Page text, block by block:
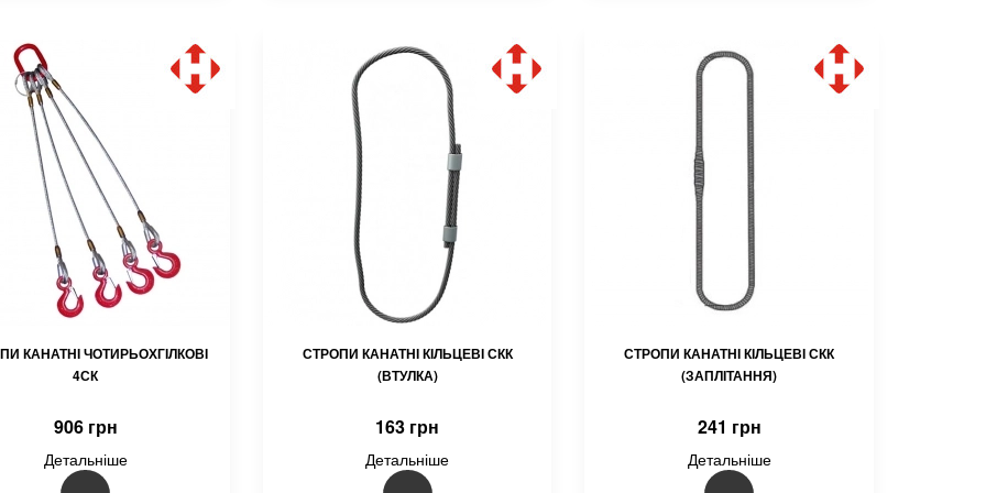
КАНАТНІ ЧОТИРЬОХГІЛКОВІ
4СК
906 грн
Детальніше
СТРОПИ КАНАТНІ КІЛЬЦЕВІ СКК
(ВТУЛКА)
163 грн
Детальніше
СТРОПИ КАНАТНІ КІЛЬЦЕВІ СКК
(ЗАПЛІТАННЯ)
241 грн
Детальніше